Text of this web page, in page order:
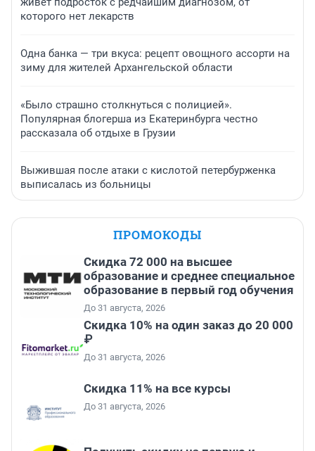
которого нет лекарств
Одна банка — три вкуса: рецепт овощного ассорти на
зиму для жителей Архангельской области
«Было страшно столкнуться с полицией».
Популярная блогерша из Екатеринбурга честно
рассказала об отдыхе в Грузии
Выжившая после атаки с кислотой петербурженка
выписалась из больницы
ПРОМОКОДЫ
Скидка 72 000 на высшее
образование и среднее специальное
образование в первый год обучения
До 31 августа, 2026
Скидка 10% на один заказ до 20 000
₽
До 31 августа, 2026
Скидка 11% на все курсы
До 31 августа, 2026